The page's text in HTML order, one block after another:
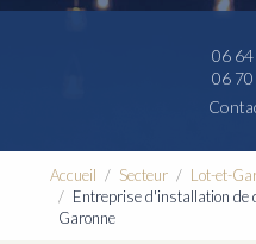
06
06
Accueil Secteur
Lot-et-
Entreprise d'installation de
Garonne